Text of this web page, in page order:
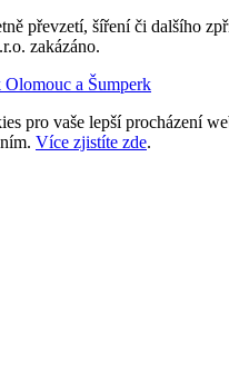
převzetí, šíření či dalšího
zakázáno.
a Šumperk
pro vaše lepší procházení
Více zjistíte zde.